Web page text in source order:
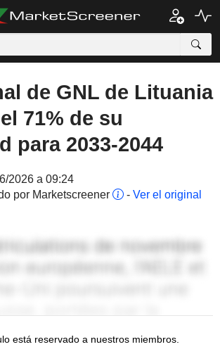
de GNL de Lituania
71% de su
para 2033-2044
2026 a 09:24
por Marketscreener
- Ver el original
está reservado a nuestros miembros.